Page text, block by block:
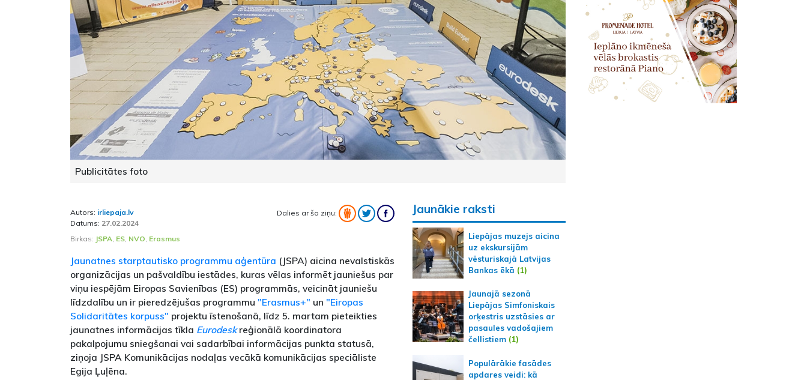
Publicitātes foto
Autors: irliepaja.lv
Datums: 27.02.2024
Dalies ar šo ziņu:
Birkas: JSPA, ES, NVO, Erasmus
Jaunatnes starptautisko programmu aģentūra (JSPA) aicina nevalstiskās
organizācijas un pašvaldību iestādes, kuras vēlas informēt jauniešus par
viņu iespējām Eiropas Savienības (ES) programmās, veicināt jauniešu
līdzdalību un ir pieredzējušas programmu "Erasmus+" un "Eiropas
Solidaritātes korpuss" projektu īstenošanā, līdz 5. martam pieteikties
jaunatnes informācijas tīkla Eurodesk reģionālā koordinatora
pakalpojumu sniegšanai vai sadarbībai informācijas punkta statusā,
ziņoja JSPA Komunikācijas nodaļas vecākā komunikācijas speciāliste
Egija Ļuļēna.
Jaunākie raksti
Liepājas muzejs aicina
uz ekskursijām
vēsturiskajā Latvijas
Bankas ēkā (1)
Jaunajā sezonā
Liepājas Simfoniskais
orķestris uzstāsies ar
pasaules vadošajiem
čellistiem(1)
Populārākie fasādes
apdares veidi: kā